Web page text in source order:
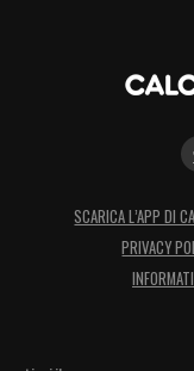
SCARICA L’APP DI
PRIVACY